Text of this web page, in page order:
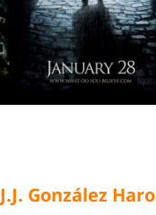
J.J. González Haro